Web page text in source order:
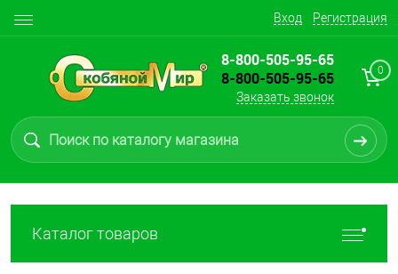
Вход Регистрация
8-800-505-95-65
8-800-505-95-65
Заказать звонок
0
Каталог товаров